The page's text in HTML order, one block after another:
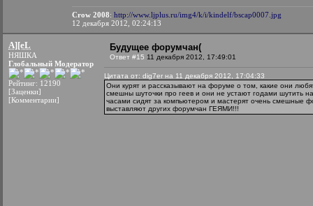
Crow 2008: http://www.ljplus.ru/img4/k/i/kindelf/bscap0007.jpg
12 декабря 2012, 02:24:13
A][eL
НЯШКА
Глобальный Модератор
Рейтинг: 12190
[Заценки]
[Комментарии]
Будущее форумчан(
Ответ #15 11 декабря 2012, 17:49:01
Цитата от: dig7er на 11 декабря 2012, 17:04:33
Они курят и рассказывают на форуме о том, какие они
смешны шуточки про геев и они не устают годами шутить
часами сидят за компьютером и мастерят очень смешные
выставляют других форумчан ГЕЯМИ!!!